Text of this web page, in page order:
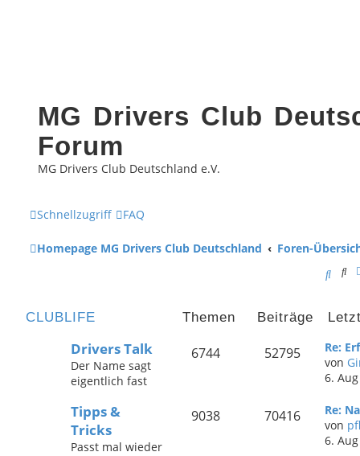
MG Drivers Club
Forum
MG Drivers Club Deutschland e.V.
Schnellzugriff FAQ
Homepage MG Drivers Club Deutschland Foren-
S
c
h
CLUBLIFE Themen Beiträge
Drivers Talk
Der Name sagt
eigentlich fast
lockere Plausch
rund um das
Thema MG ist
6744 52795
Re:
von
6.
Tipps &
Tricks
Passt mal wieder
9038 70416
Re:
von pfl
6.